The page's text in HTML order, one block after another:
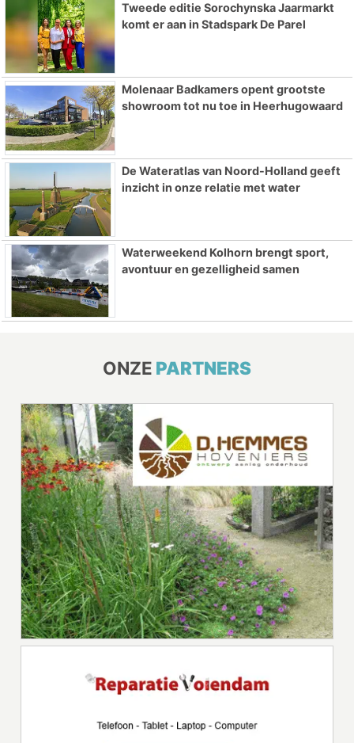
Tweede editie Sorochynska Jaarmarkt
komt er aan in Stadspark De Parel
Molenaar Badkamers opent grootste
showroom tot nu toe in Heerhugowaard
De Wateratlas van Noord-Holland geeft
inzicht in onze relatie met water
Waterweekend Kolhorn brengt sport,
avontuur en gezelligheid samen
ONZE PARTNERS